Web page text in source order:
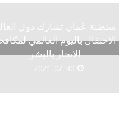
سلطنة عُمان تشارك دول
الاحتفال باليوم العالمي
الاتجار بالبشر
2021-07-30